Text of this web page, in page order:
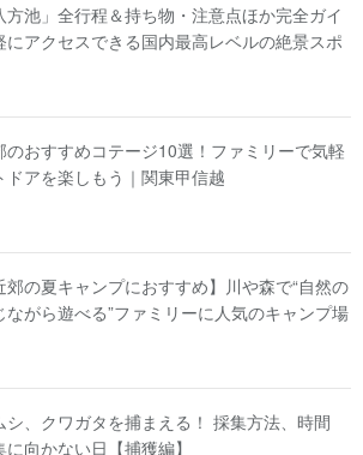
方池」全行程＆持ち物・注意点ほか完全ガイ
にアクセスできる国内最高レベルの絶景スポ
のおすすめコテージ10選！ファミリーで気軽
ドアを楽しもう｜関東甲信越
郊の夏キャンプにおすすめ】川や森で“自然の
ながら遊べる”ファミリーに人気のキャンプ場
シ、クワガタを捕まえる！ 採集方法、時間
向かない日【捕獲編】